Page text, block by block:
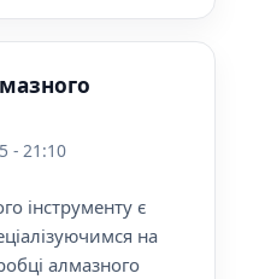
- 21:10
інструменту є
на
алмазного